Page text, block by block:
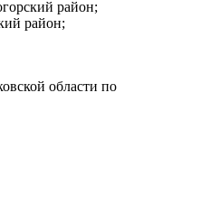
район;
район;
области по